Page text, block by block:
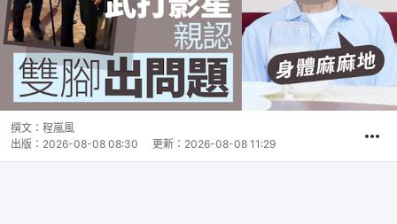
撰文： 程嵐風
出版： 2026-08-08 08:30 更新： 2026-08-08 11:29